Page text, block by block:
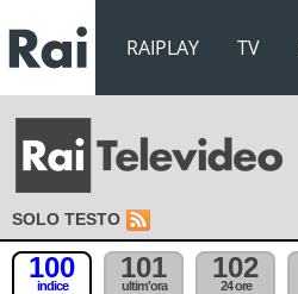
RAIPLAY TV
SOLO TESTO
100
indice
101
ultim'ora
102
24 ore